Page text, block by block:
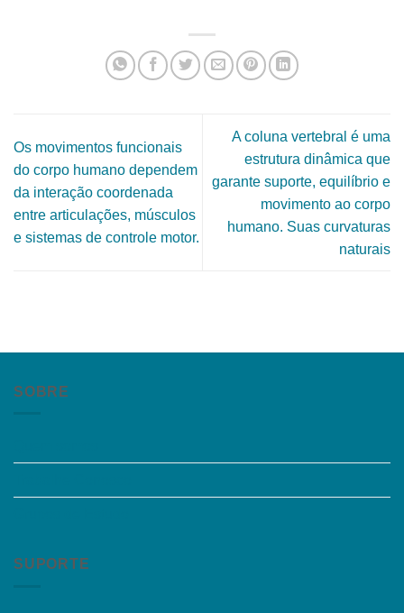
Os movimentos funcionais
do corpo humano dependem
da interação coordenada
entre articulações, músculos
e sistemas de controle motor.
A coluna vertebral é uma
estrutura dinâmica que
garante suporte, equilíbrio e
movimento ao corpo
humano. Suas curvaturas
naturais
SOBRE
SUPORTE